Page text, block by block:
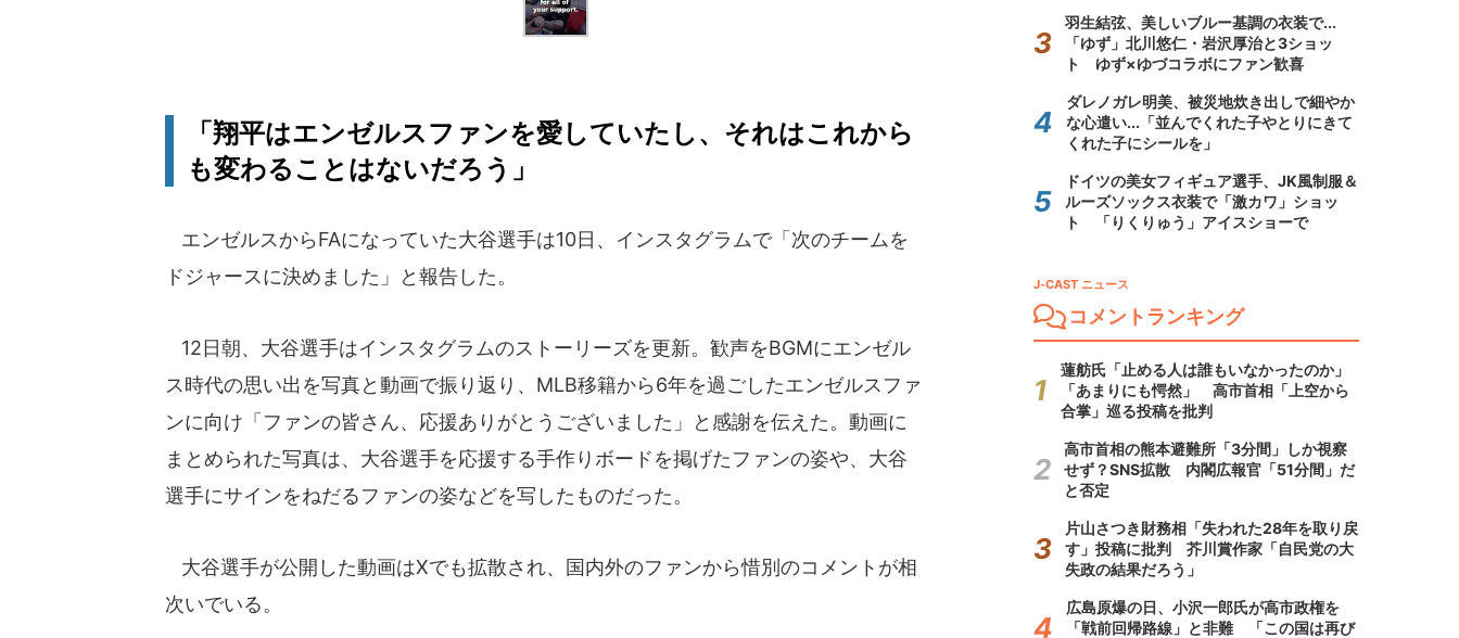
「翔平はエンゼルスファンを愛していたし、それはこれから
も変わることはないだろう」
エンゼルスからFAになっていた大谷選手は10日、インスタグラムで「次のチームを
ドジャースに決めました」と報告した。
12日朝、大谷選手はインスタグラムのストーリーズを更新。歓声をBGMにエンゼル
ス時代の思い出を写真と動画で振り返り、MLB移籍から6年を過ごしたエンゼルスファ
ンに向け「ファンの皆さん、応援ありがとうございました」と感謝を伝えた。動画に
まとめられた写真は、大谷選手を応援する手作りボードを掲げたファンの姿や、大谷
選手にサインをねだるファンの姿などを写したものだった。
大谷選手が公開した動画はXでも拡散され、国内外のファンから惜別のコメントが相
次いでいる。
羽生結弦、美しいブルー基調の衣装で...
「ゆず」北川悠仁・岩沢厚治と3ショッ
ト ゆず×ゆづコラボにファン歓喜
ダレノガレ明美、被災地炊き出しで細やか
な心遣い...「並んでくれた子やとりにきて
くれた子にシールを」
ドイツの美女フィギュア選手、JK風制服＆
ルーズソックス衣装で「激カワ」ショッ
ト 「りくりゅう」アイスショーで
J-CAST ニュース
コメントランキング
蓮舫氏「止める人は誰もいなかったのか」
「あまりにも愕然」 高市首相「上空から
合掌」巡る投稿を批判
高市首相の熊本避難所「3分間」しか視察
せず？SNS拡散 内閣広報官「51分間」だ
と否定
片山さつき財務相「失われた28年を取り戻
す」投稿に批判 芥川賞作家「自民党の大
失政の結果だろう」
広島原爆の日、小沢一郎氏が高市政権を
「戦前回帰路線」と非難 「この国は再び